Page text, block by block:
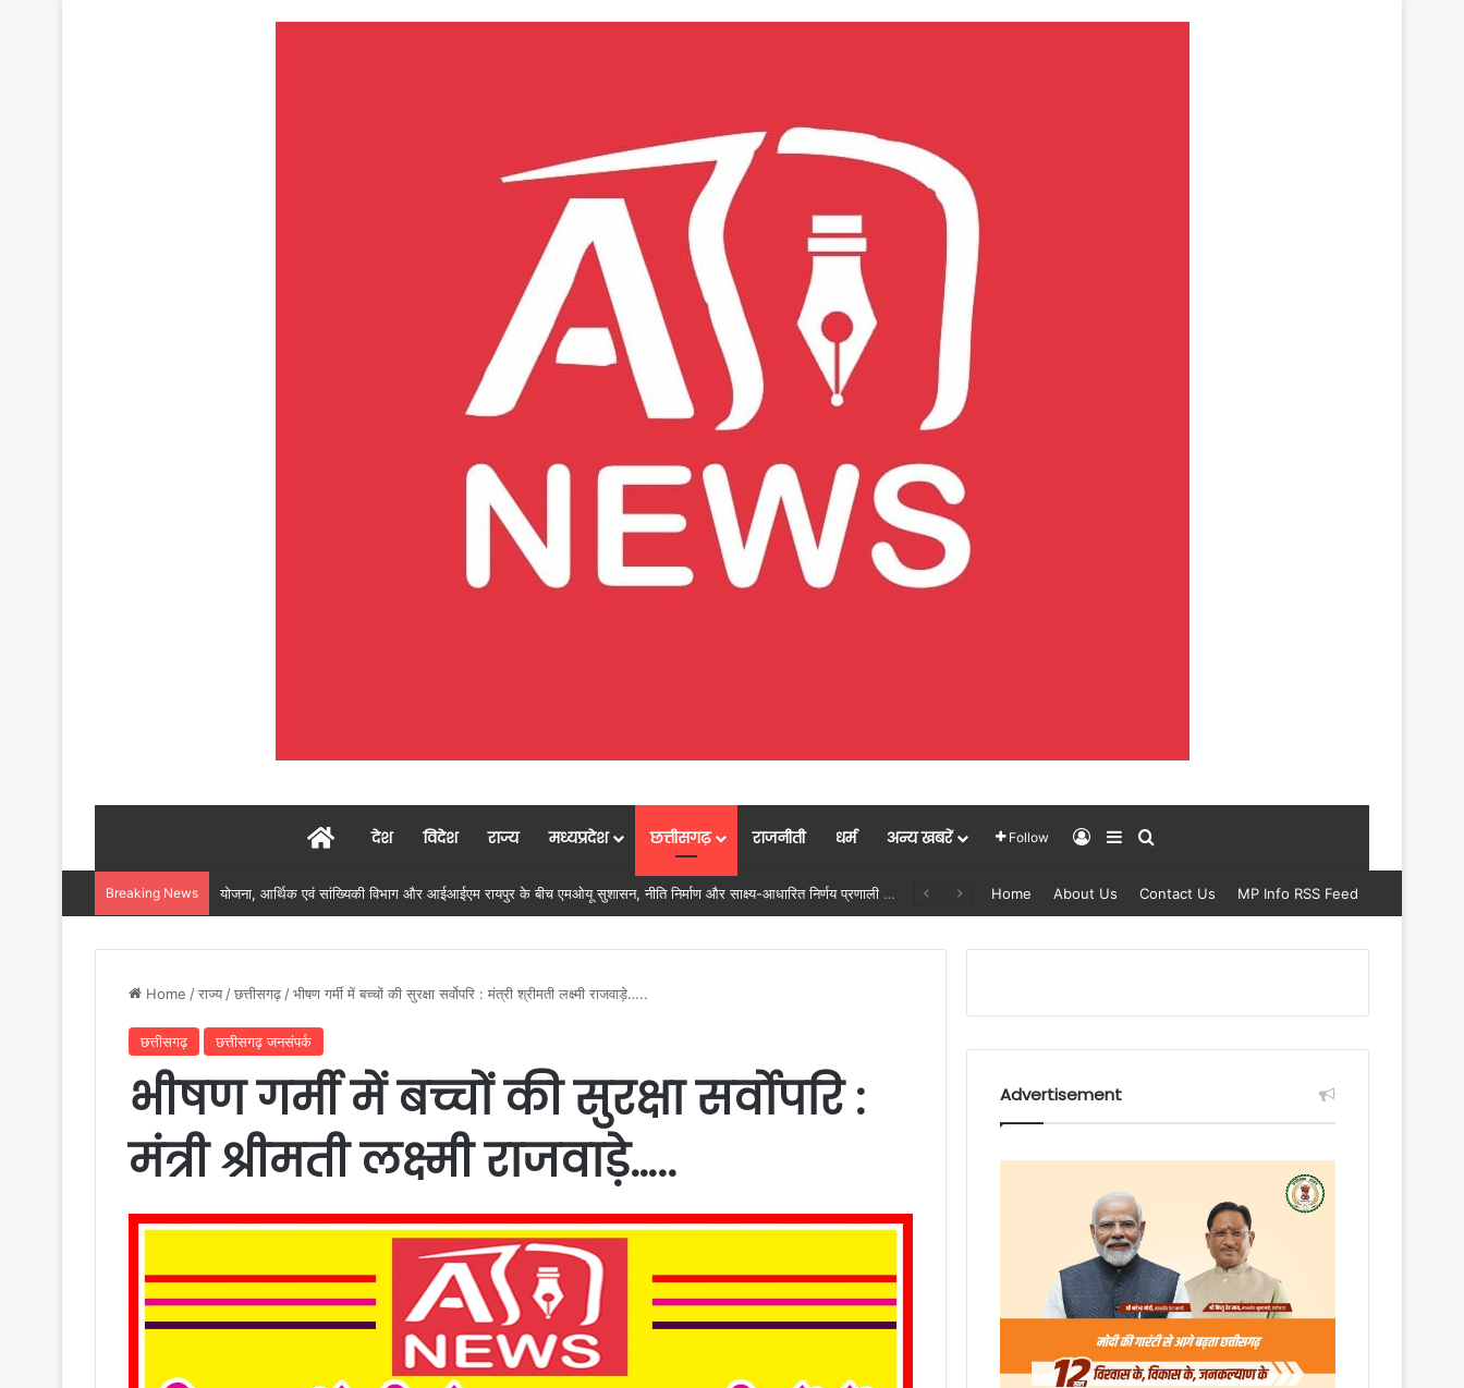
Homeदेश विदेश राज्य मध्यप्रदेश छत्तीसगढ़ राजनीती धर्म अन्य खबरें Follow Log InSidebar
Breaking News रायगढ़ में विकास को मिल रही नई रफ्तार, हर क्षेत्र में मजबूत हो रही सुविधाओं की नींव: वित्त मंत्री ओपी चौधरी…… Home About Us Contact Us MP Info RSS Feed
Home /राज्य /छत्तीसगढ़ /भीषण गर्मी में बच्चों की सुरक्षा सर्वोपरि : मंत्री श्रीमती लक्ष्मी राजवाड़े…..
छत्तीसगढ़ छत्तीसगढ़ जनसंपर्क
भीषण गर्मी में बच्चों की सुरक्षा सर्वोपरि :
मंत्री श्रीमती लक्ष्मी राजवाड़े…..
Advertisement